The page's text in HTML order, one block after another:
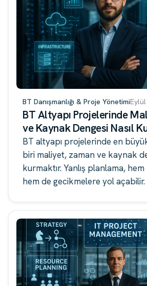
BT Danışmanlığı & Proje Yönetimi
BT Altyapı Projelerinde
ve Kaynak Dengesi Nasıl
BT altyapı projelerinde en
biri maliyet, zaman ve kaynak
kurmaktır. Yanlış planlama, hem
hem de gecikmelere yol açabilir.